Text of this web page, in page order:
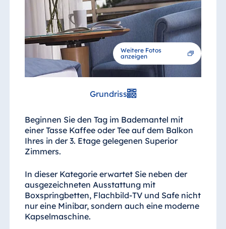
Weitere Fotos
anzeigen
Grundriss
Beginnen Sie den Tag im Bademantel mit
einer Tasse Kaffee oder Tee auf dem Balkon
Ihres in der 3. Etage gelegenen Superior
Zimmers.
In dieser Kategorie erwartet Sie neben der
ausgezeichneten Ausstattung mit
Boxspringbetten, Flachbild-TV und Safe nicht
nur eine Minibar, sondern auch eine moderne
Kapselmaschine.